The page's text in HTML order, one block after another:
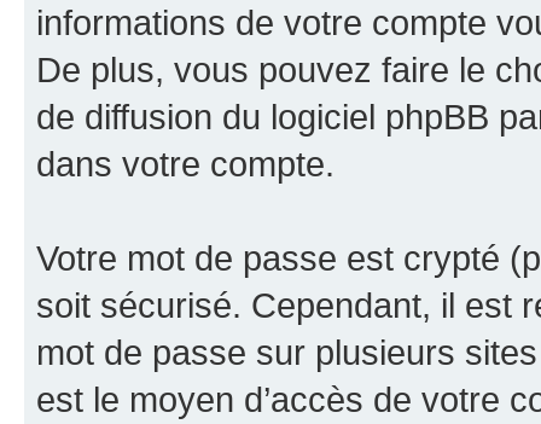
informations de votre compte
De plus, vous pouvez faire le
de diffusion du logiciel phpBB
dans votre compte.
Votre mot de passe est crypté
soit sécurisé. Cependant, il est
mot de passe sur plusieurs
est le moyen d’accès de votre